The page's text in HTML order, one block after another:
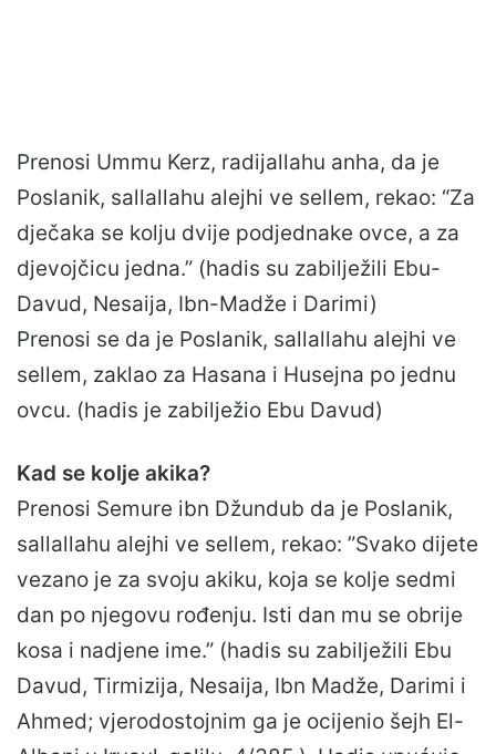
Prenosi Ummu Kerz, radijallahu anha, da je
Poslanik, sallallahu alejhi ve sellem, rekao: “Za
dječaka se kolju dvije podjednake ovce, a za
djevojčicu jedna.” (hadis su zabilježili Ebu-
Davud, Nesaija, Ibn-Madže i Darimi)
Prenosi se da je Poslanik, sallallahu alejhi ve
sellem, zaklao za Hasana i Husejna po jednu
ovcu. (hadis je zabilježio Ebu Davud)
Kad se kolje akika?
Prenosi Semure ibn Džundub da je Poslanik,
sallallahu alejhi ve sellem, rekao: ”Svako dijete
vezano je za svoju akiku, koja se kolje sedmi
dan po njegovu rođenju. Isti dan mu se obrije
kosa i nadjene ime.” (hadis su zabilježili Ebu
Davud, Tirmizija, Nesaija, Ibn Madže, Darimi i
Ahmed; vjerodostojnim ga je ocijenio šejh El-